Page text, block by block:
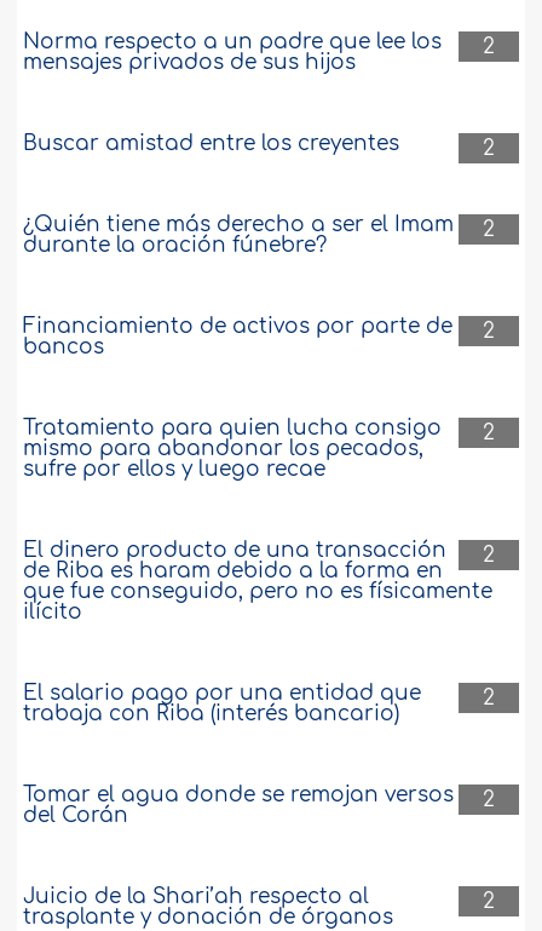
2
Norma respecto a un padre que lee los
mensajes privados de sus hijos
2
Buscar amistad entre los creyentes
2
¿Quién tiene más derecho a ser el Imam
durante la oración fúnebre?
2
Financiamiento de activos por parte de
bancos
2
Tratamiento para quien lucha consigo
mismo para abandonar los pecados,
sufre por ellos y luego recae
2
El dinero producto de una transacción
de Riba es haram debido a la forma en
que fue conseguido, pero no es físicamente
ilícito
2
El salario pago por una entidad que
trabaja con Riba (interés bancario)
2
Tomar el agua donde se remojan versos
del Corán
2
Juicio de la Shari’ah respecto al
trasplante y donación de órganos